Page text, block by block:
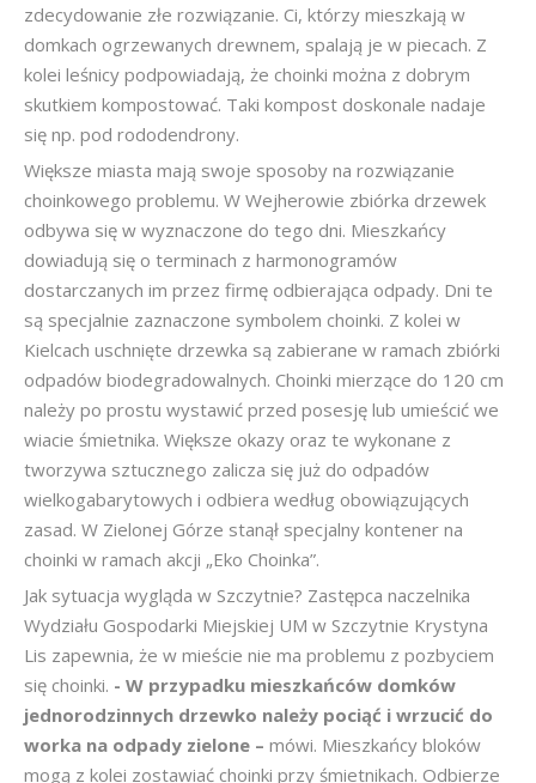
zdecydowanie złe rozwiązanie. Ci, którzy mieszkają w
domkach ogrzewanych drewnem, spalają je w piecach. Z
kolei leśnicy podpowiadają, że choinki można z dobrym
skutkiem kompostować. Taki kompost doskonale nadaje
się np. pod rododendrony.
Większe miasta mają swoje sposoby na rozwiązanie
choinkowego problemu. W Wejherowie zbiórka drzewek
odbywa się w wyznaczone do tego dni. Mieszkańcy
dowiadują się o terminach z harmonogramów
dostarczanych im przez firmę odbierająca odpady. Dni te
są specjalnie zaznaczone symbolem choinki. Z kolei w
Kielcach uschnięte drzewka są zabierane w ramach zbiórki
odpadów biodegradowalnych. Choinki mierzące do 120 cm
należy po prostu wystawić przed posesję lub umieścić we
wiacie śmietnika. Większe okazy oraz te wykonane z
tworzywa sztucznego zalicza się już do odpadów
wielkogabarytowych i odbiera według obowiązujących
zasad. W Zielonej Górze stanął specjalny kontener na
choinki w ramach akcji „Eko Choinka”.
Jak sytuacja wygląda w Szczytnie? Zastępca naczelnika
Wydziału Gospodarki Miejskiej UM w Szczytnie Krystyna
Lis zapewnia, że w mieście nie ma problemu z pozbyciem
się choinki. - W przypadku mieszkańców domków
jednorodzinnych drzewko należy pociąć i wrzucić do
worka na odpady zielone – mówi. Mieszkańcy bloków
mogą z kolei zostawiać choinki przy śmietnikach. Odbierze